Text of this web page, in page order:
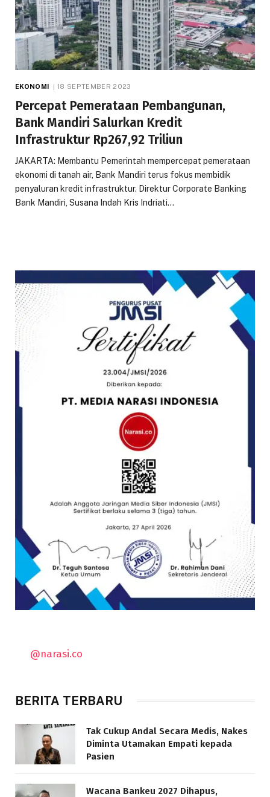
EKONOMI 18 SEPTEMBER 2023
Percepat Pemerataan Pembangunan,
Bank Mandiri Salurkan Kredit
Infrastruktur Rp267,92 Triliun
JAKARTA: Membantu Pemerintah mempercepat pemerataan
ekonomi di tanah air, Bank Mandiri terus fokus membidik
penyaluran kredit infrastruktur. Direktur Corporate Banking
Bank Mandiri, Susana Indah Kris Indriati…
@narasi.co
BERITA TERBARU
Tak Cukup Andal Secara Medis, Nakes
Diminta Utamakan Empati kepada
Pasien
Wacana Bankeu 2027 Dihapus,